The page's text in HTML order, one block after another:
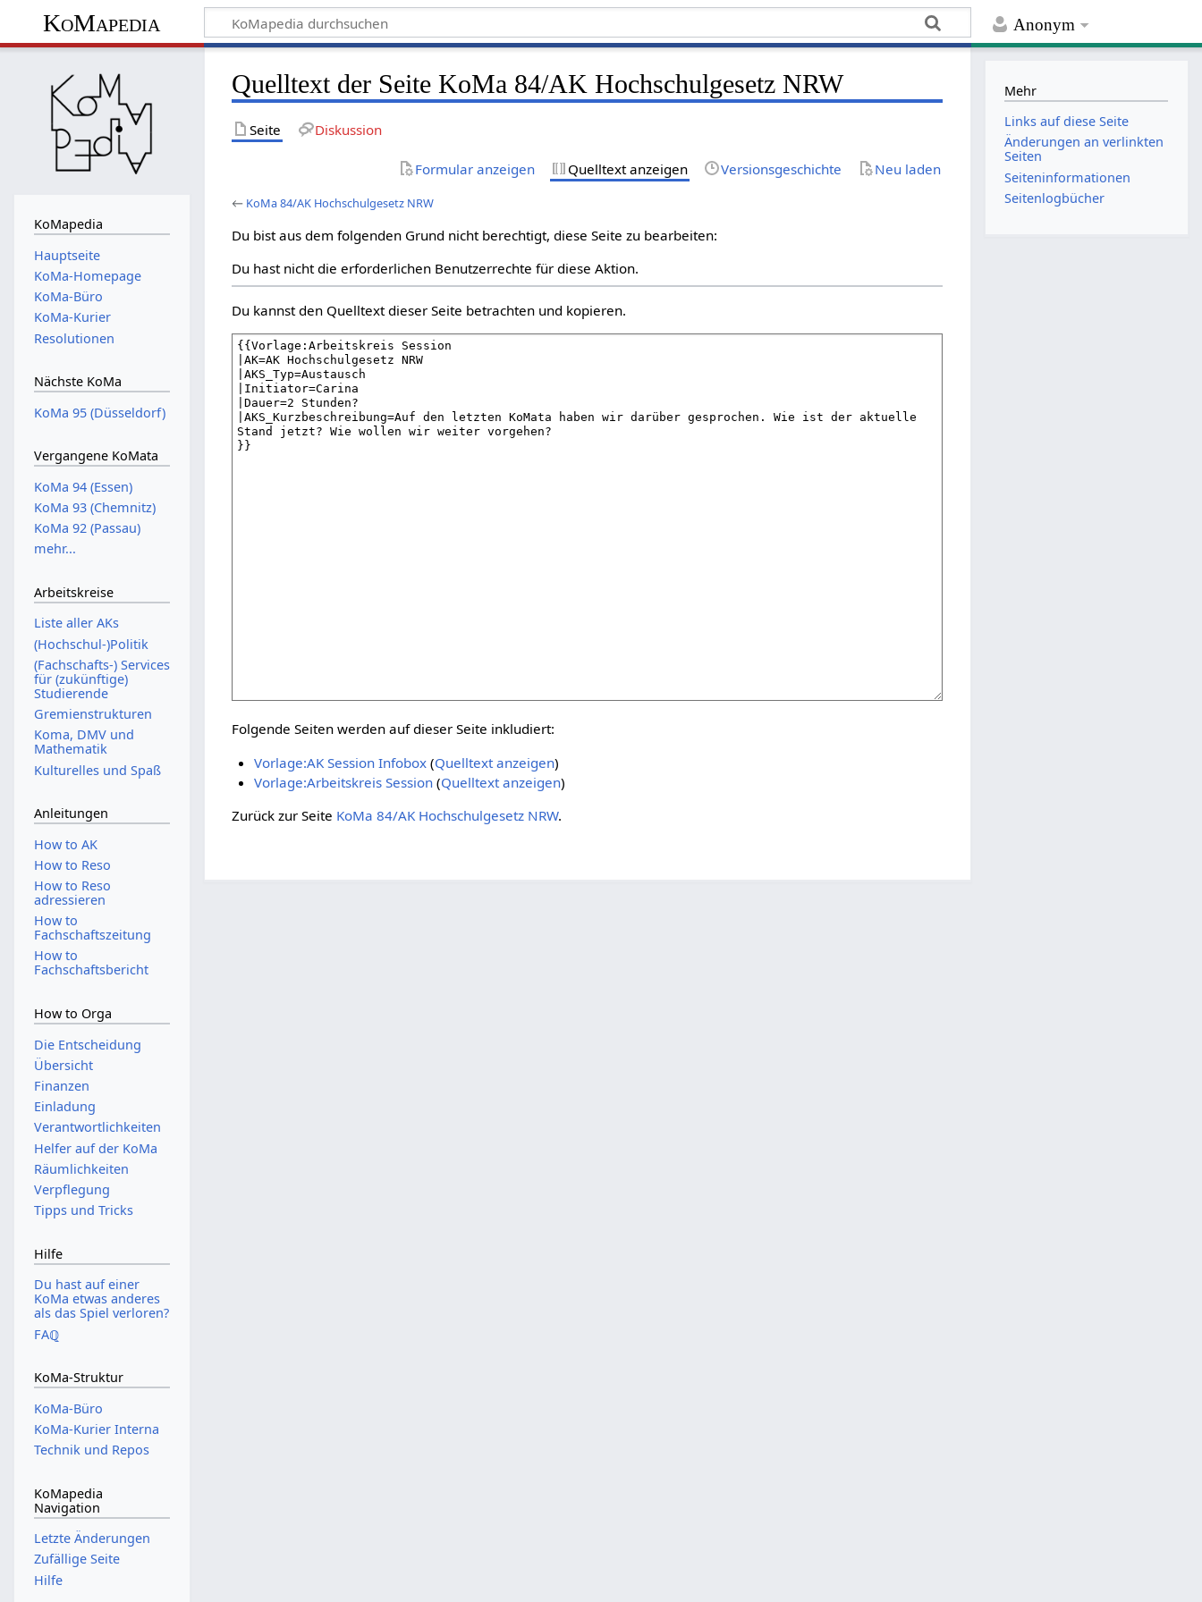
Anonym
KoMapedia
Quelltext der Seite KoMa 84/AK Hochschulgesetz NRW
Seite Diskussion
Formular anzeigen Quelltext anzeigen Versionsgeschichte Neu laden
← KoMa 84/AK Hochschulgesetz NRW
Du bist aus dem folgenden Grund nicht berechtigt, diese Seite zu bearbeiten:
Du hast nicht die erforderlichen Benutzerrechte für diese Aktion.
Du kannst den Quelltext dieser Seite betrachten und kopieren.
Folgende Seiten werden auf dieser Seite inkludiert:
Vorlage:AK Session Infobox(Quelltext anzeigen)
Vorlage:Arbeitskreis Session(Quelltext anzeigen)
Zurück zur Seite KoMa 84/AK Hochschulgesetz NRW.
KoMapedia
Hauptseite
KoMa-Homepage
KoMa-Büro
KoMa-Kurier
Resolutionen
Nächste KoMa
KoMa 95 (Düsseldorf)
Vergangene KoMata
KoMa 94 (Essen)
KoMa 93 (Chemnitz)
KoMa 92 (Passau)
mehr...
Arbeitskreise
Liste aller AKs
(Hochschul-)Politik
(Fachschafts-) Services
für (zukünftige)
Studierende
Gremienstrukturen
Koma, DMV und
Mathematik
Kulturelles und Spaß
Anleitungen
How to AK
How to Reso
How to Reso
adressieren
How to
Fachschaftszeitung
How to
Fachschaftsbericht
How to Orga
Die Entscheidung
Übersicht
Finanzen
Einladung
Verantwortlichkeiten
Helfer auf der KoMa
Räumlichkeiten
Verpflegung
Tipps und Tricks
Hilfe
Du hast auf einer
KoMa etwas anderes
als das Spiel verloren?
FAℚ
KoMa-Struktur
KoMa-Büro
KoMa-Kurier Interna
Technik und Repos
KoMapedia
Navigation
Letzte Änderungen
Zufällige Seite
Hilfe
Mehr
Links auf diese Seite
Änderungen an verlinkten
Seiten
Seiten­­informationen
Seitenlogbücher